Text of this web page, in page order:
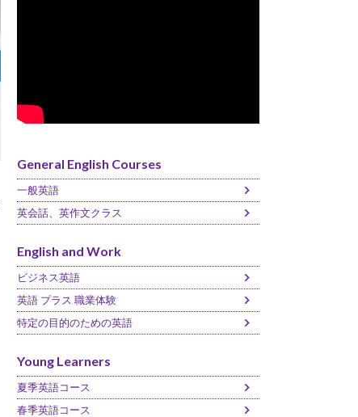
General English Courses
一般英語
英会話、英作文クラス
English and Work
ビジネス英語
英語 プラス 職業体験
特定の目的のための英語
Young Learners
夏季英語コース
春季英語コース